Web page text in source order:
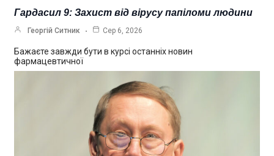
Гардасил 9: Захист від вірусу папіломи людини
Георгій Ситник Сер 6, 2026
Бажаєте завжди бути в курсі останніх новин
фармацевтичної